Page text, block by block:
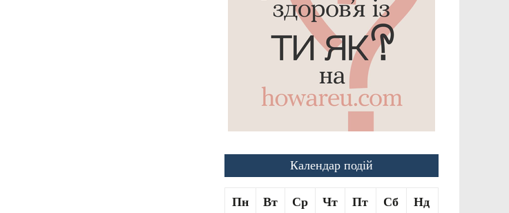
Календар подій
Пн Вт Ср Чт Пт Сб Нд